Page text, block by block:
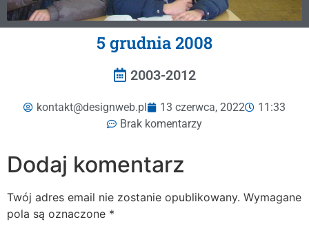
5 grudnia 2008
2003-2012
kontakt@designweb.pl 13 czerwca, 2022
11:33
Brak komentarzy
Dodaj komentarz
Twój adres email nie zostanie opublikowany. Wymagane
pola są oznaczone *